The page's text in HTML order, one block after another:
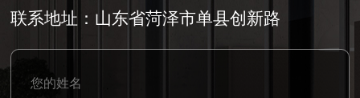
联系地址：山东省菏泽市单县创新路